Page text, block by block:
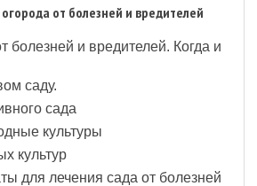
от болезней и вредителей
и вредителей. Когда и
саду.
сада
культуры
культур
для лечения сада от болезней